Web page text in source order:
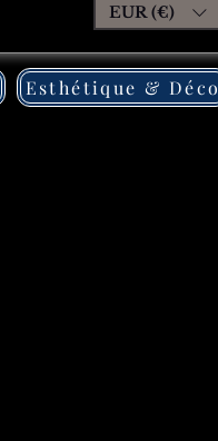
EUR (€)
Esthétique & Déco